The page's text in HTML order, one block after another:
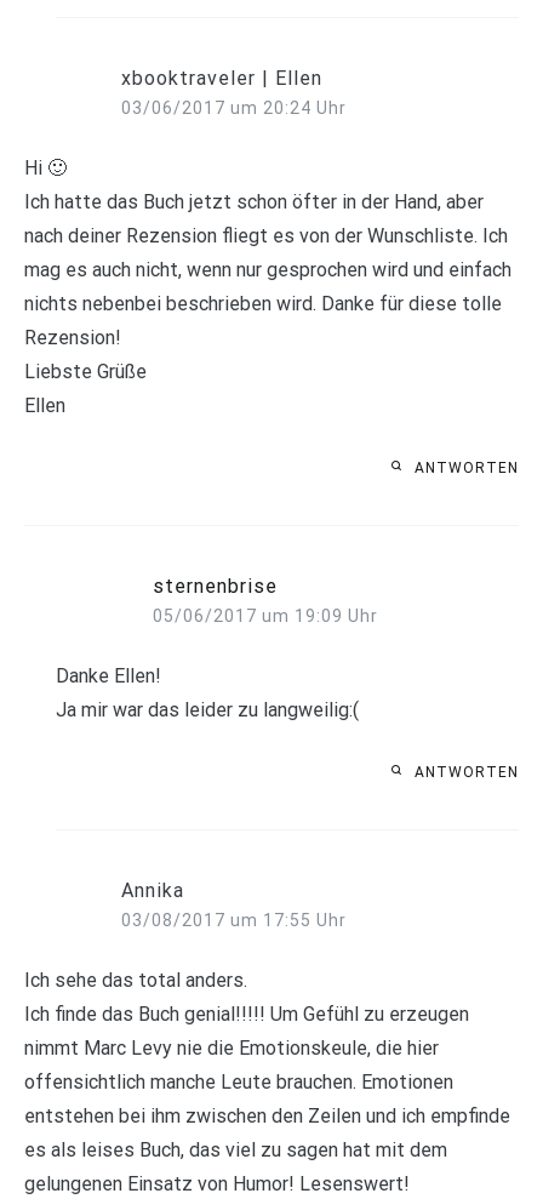
xbooktraveler | Ellen
03/06/2017 um 20:24 Uhr
Hi 🙂
Ich hatte das Buch jetzt schon öfter in der Hand, aber
nach deiner Rezension fliegt es von der Wunschliste. Ich
mag es auch nicht, wenn nur gesprochen wird und einfach
nichts nebenbei beschrieben wird. Danke für diese tolle
Rezension!
Liebste Grüße
Ellen
ANTWORTEN
sternenbrise
05/06/2017 um 19:09 Uhr
Danke Ellen!
Ja mir war das leider zu langweilig:(
ANTWORTEN
Annika
03/08/2017 um 17:55 Uhr
Ich sehe das total anders.
Ich finde das Buch genial!!!!! Um Gefühl zu erzeugen
nimmt Marc Levy nie die Emotionskeule, die hier
offensichtlich manche Leute brauchen. Emotionen
entstehen bei ihm zwischen den Zeilen und ich empfinde
es als leises Buch, das viel zu sagen hat mit dem
gelungenen Einsatz von Humor! Lesenswert!